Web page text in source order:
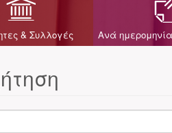
& Συλλογές Ανά